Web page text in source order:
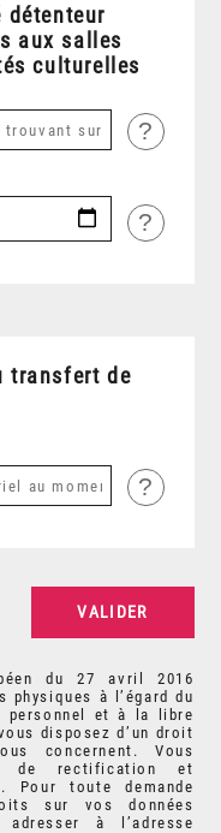
détenteur
aux salles
culturelles
?
?
transfert de
?
du 27 avril 2016
à l’égard du
personnel et à la libre
disposez d’un droit
concernent. Vous
de rectification et
Pour toute demande
sur vos données
à l’adresse